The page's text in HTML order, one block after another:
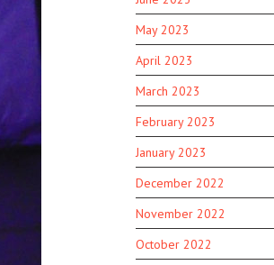
May 2023
April 2023
March 2023
February 2023
January 2023
December 2022
November 2022
October 2022